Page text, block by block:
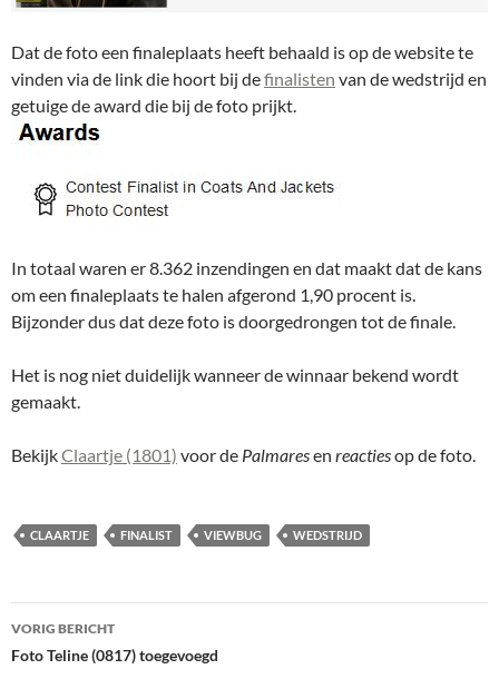
Dat de foto een finaleplaats heeft behaald is op de website te
vinden via de link die hoort bij definalisten van de wedstrijd en
getuige de award die bij de foto prijkt.
In totaal waren er 8.362 inzendingen en dat maakt dat de kans
om een finaleplaats te halen afgerond 1,90 procent is.
Bijzonder dus dat deze foto is doorgedrongen tot de finale.
Het is nog niet duidelijk wanneer de winnaar bekend wordt
gemaakt.
BekijkClaartje (1801) voor de Palmaresen reactiesop de foto.
CLAARTJE FINALIST VIEWBUG WEDSTRIJD
Bericht
navigatie
VORIG BERICHT
Foto Teline (0817) toegevoegd